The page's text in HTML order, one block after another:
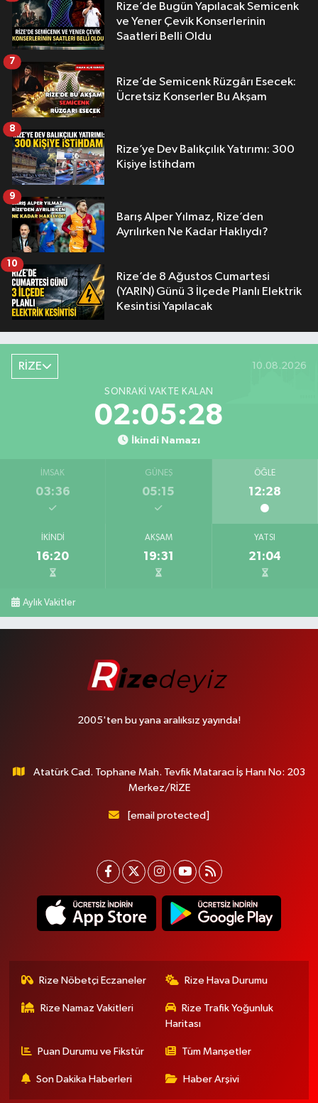
Rize’de Bugün Yapılacak Semicenk
ve Yener Çevik Konserlerinin
Saatleri Belli Oldu
Rize’de Semicenk Rüzgârı Esecek:
Ücretsiz Konserler Bu Akşam
7
Rize’ye Dev Balıkçılık Yatırımı: 300
Kişiye İstihdam
8
Barış Alper Yılmaz, Rize’den
Ayrılırken Ne Kadar Haklıydı?
9
Rize’de 8 Ağustos Cumartesi
(YARIN) Günü 3 İlçede Planlı Elektrik
Kesintisi Yapılacak
10
RİZE 10.08.2026
SONRAKI VAKTE KALAN
02:05:27
İkindi Namazı
İMSAK
03:36
GÜNEŞ
05:15
ÖĞLE
12:28
İKINDI
16:20
AKŞAM
19:31
YATSI
21:04
Aylık Vakitler
2005'ten bu yana aralıksız yayında!
Atatürk Cad. Tophane Mah. Tevfik Mataracı İş Hanı No: 203
Merkez/RİZE
[email protected]
Rize Nöbetçi Eczaneler Rize Hava Durumu
Rize Namaz Vakitleri
Rize Trafik Yoğunluk
Haritası
Puan Durumu ve Fikstür Tüm Manşetler
Son Dakika Haberleri Haber Arşivi